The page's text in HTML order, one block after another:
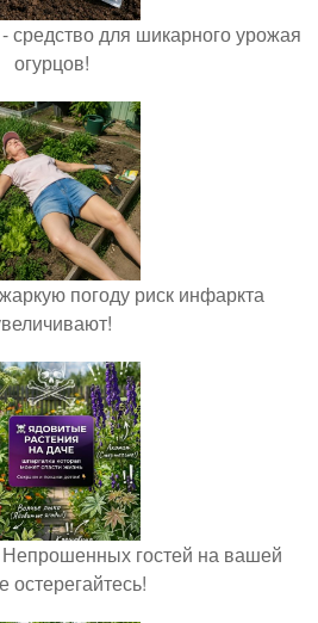
средство для шикарного урожая
огурцов!
погоду риск инфаркта
гостей на вашей
остерегайтесь!